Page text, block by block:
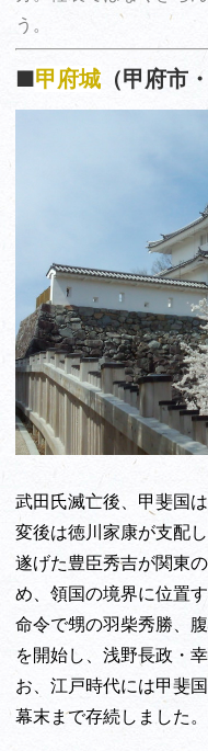
う。
■甲府城 （甲府市
武田氏滅亡後、甲斐国
変後は徳川家康が支配
遂げた豊臣秀吉が関東
め、領国の境界に位置
命令で甥の羽柴秀勝、
を開始し、浅野長政・
お、江戸時代には甲斐
幕末まで存続しました。